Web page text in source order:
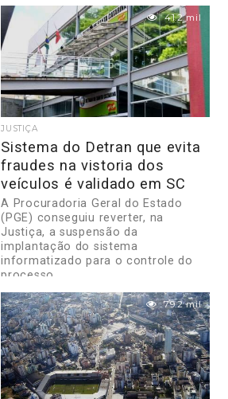
41.2 mil
JUSTIÇA
Sistema do Detran que evita
fraudes na vistoria dos
veículos é validado em SC
A Procuradoria Geral do Estado
(PGE) conseguiu reverter, na
Justiça, a suspensão da
implantação do sistema
informatizado para o controle do
processo...
79.2 mil